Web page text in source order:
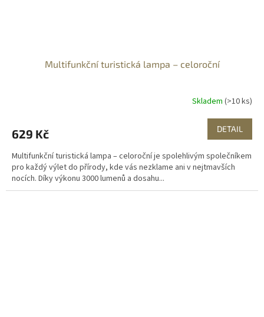
Multifunkční turistická lampa – celoroční
Skladem (>10 ks)
629 Kč DETAIL
Multifunkční turistická lampa – celoroční je spolehlivým společníkem
pro každý výlet do přírody, kde vás nezklame ani v nejtmavších
nocích. Díky výkonu 3000 lumenů a dosahu...